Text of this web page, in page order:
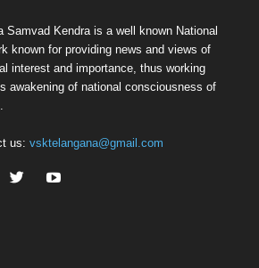
Samvad Kendra is a well known National
known for providing news and views of
interest and importance, thus working
awakening of national consciousness of
us: vsktelangana@gmail.com